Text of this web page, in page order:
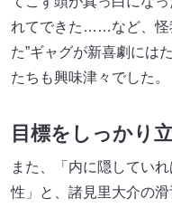
れてできた……など、怪
た”ギャグが新喜劇には
たちも興味津々でした。
目標をしっかり
また、「内に隠してい
性」と、諸見里大介の